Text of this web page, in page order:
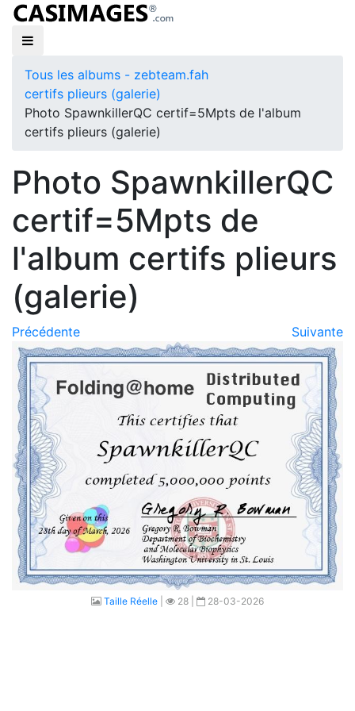
Tous les albums - zebteam.fah
certifs plieurs (galerie)
Photo SpawnkillerQC certif=5Mpts de l'album
certifs plieurs (galerie)
Photo SpawnkillerQC
certif=5Mpts de
l'album certifs plieurs
(galerie)
Précédente Suivante
Taille Réelle 28 | 28-03-2026